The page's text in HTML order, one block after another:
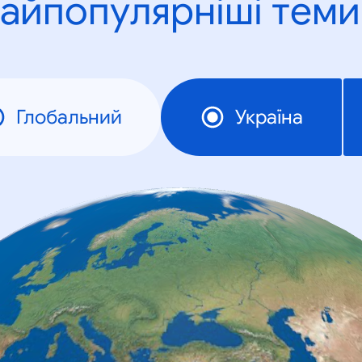
Глобальний Україна